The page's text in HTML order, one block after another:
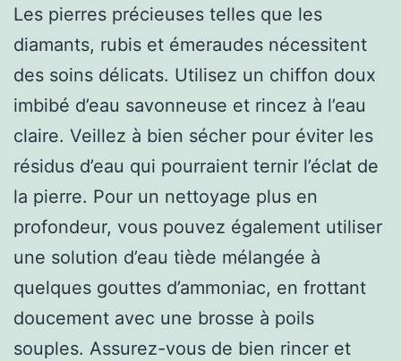
Les pierres précieuses telles que les
diamants, rubis et émeraudes nécessitent
des soins délicats. Utilisez un chiffon doux
imbibé d’eau savonneuse et rincez à l’eau
claire. Veillez à bien sécher pour éviter les
résidus d’eau qui pourraient ternir l’éclat de
la pierre. Pour un nettoyage plus en
profondeur, vous pouvez également utiliser
une solution d’eau tiède mélangée à
quelques gouttes d’ammoniac, en frottant
doucement avec une brosse à poils
souples. Assurez-vous de bien rincer et